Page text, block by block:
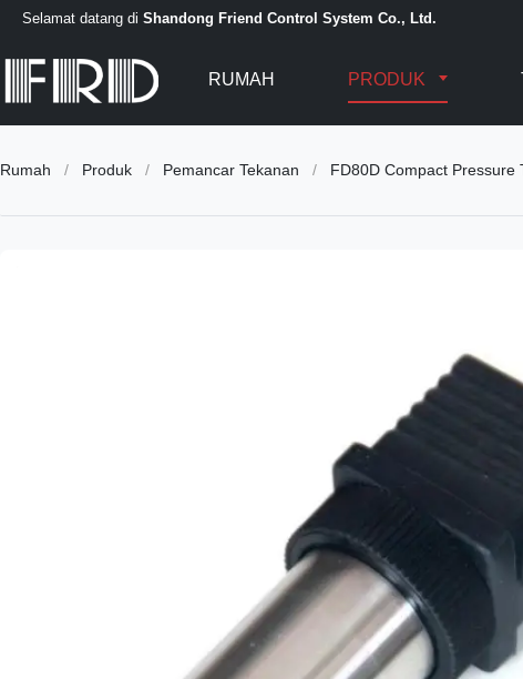
Selamat datang di Shandong Friend Control System Co., Ltd.
RUMAH PRODUK
Rumah / Produk / Pemancar Tekanan / FD80D Compact Pressure